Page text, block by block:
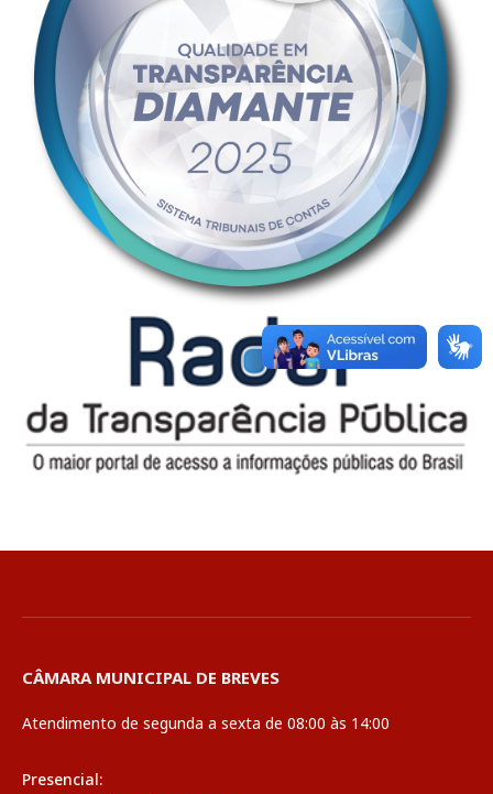
CÂMARA MUNICIPAL DE BREVES
Atendimento de segunda a sexta de 08:00 às 14:00
Presencial: